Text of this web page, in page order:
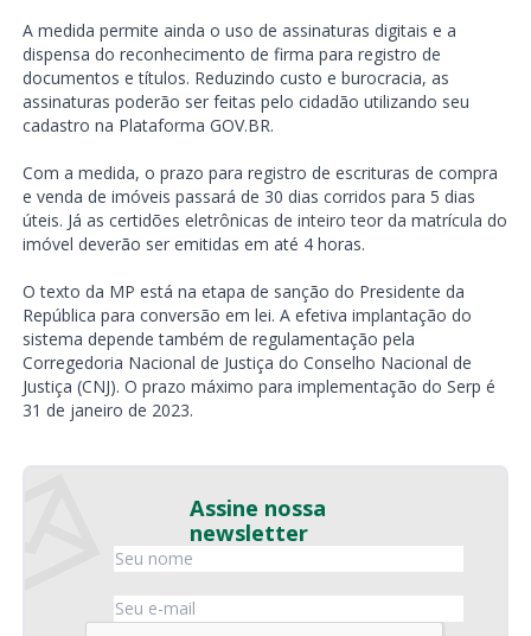
A medida permite ainda o uso de assinaturas digitais e a
dispensa do reconhecimento de firma para registro de
documentos e títulos. Reduzindo custo e burocracia, as
assinaturas poderão ser feitas pelo cidadão utilizando seu
cadastro na Plataforma GOV.BR.
Com a medida, o prazo para registro de escrituras de compra
e venda de imóveis passará de 30 dias corridos para 5 dias
úteis. Já as certidões eletrônicas de inteiro teor da matrícula do
imóvel deverão ser emitidas em até 4 horas.
O texto da MP está na etapa de sanção do Presidente da
República para conversão em lei. A efetiva implantação do
sistema depende também de regulamentação pela
Corregedoria Nacional de Justiça do Conselho Nacional de
Justiça (CNJ). O prazo máximo para implementação do Serp é
31 de janeiro de 2023.
Assine nossa
newsletter